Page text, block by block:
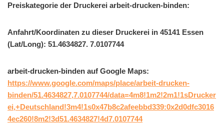
Preiskategorie der Druckerei arbeit-drucken-binden:
Anfahrt/Koordinaten zu dieser Druckerei in 45141 Essen
(Lat/Long): 51.4634827. 7.0107744
arbeit-drucken-binden auf Google Maps:
https://www.google.com/maps/place/arbeit-drucken-
binden/51.4634827,7.0107744/data=4m8!1m2!2m1!1sDrucker
ei,+Deutschland!3m4!1s0x47b8c2afeebbd339:0x2d0dfc3016
4ec260!8m2!3d51.4634827!4d7.0107744